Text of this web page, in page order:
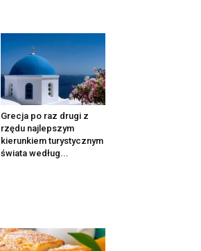
Grecja po raz drugi z
rzędu najlepszym
kierunkiem turystycznym
świata według...